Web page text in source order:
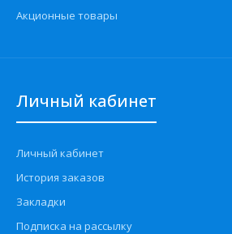
Акционные товары
Личный кабинет
Личный кабинет
История заказов
Закладки
Подписка на рассылку